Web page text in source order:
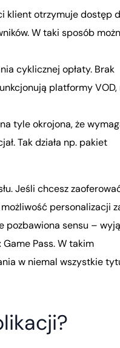
klient otrzymuje dostęp
W taki sposób
cyklicznej opłaty. Brak
platformy VOD,
tyle okrojona, że
Tak działa np. pakiet
Jeśli chcesz
personalizacji
pozbawiona sensu –
Pass. W takim
w niemal wszystkie